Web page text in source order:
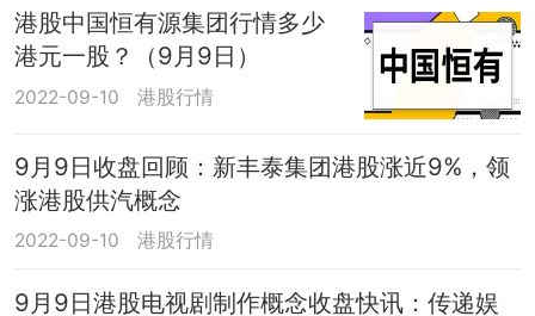
港股中国恒有源集团行情多少
港元一股？（9月9日）
2022-09-10 港股行情
9月9日收盘回顾：新丰泰集团港股涨近9%，领
涨港股供汽概念
2022-09-10 港股行情
9月9日港股电视剧制作概念收盘快讯：传递娱